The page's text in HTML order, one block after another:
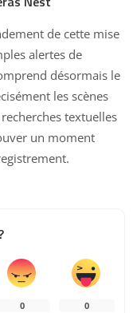
de cette mise
alertes de
désormais le
les scènes
textuelles
un moment
0 0